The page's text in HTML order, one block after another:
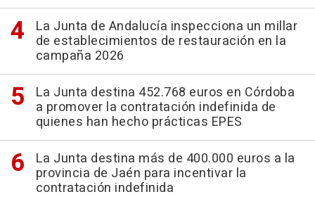
La Junta de Andalucía inspecciona un millar
de establecimientos de restauración en la
campaña 2026
La Junta destina 452.768 euros en Córdoba
a promover la contratación indefinida de
quienes han hecho prácticas EPES
La Junta destina más de 400.000 euros a la
provincia de Jaén para incentivar la
contratación indefinida